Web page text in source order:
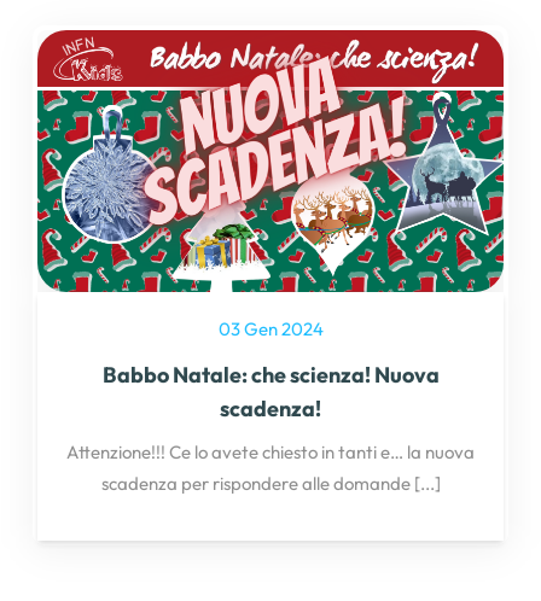
03 Gen 2024
Babbo Natale: che scienza! Nuova
scadenza!
Attenzione!!! Ce lo avete chiesto in tanti e… la nuova
scadenza per rispondere alle domande [...]